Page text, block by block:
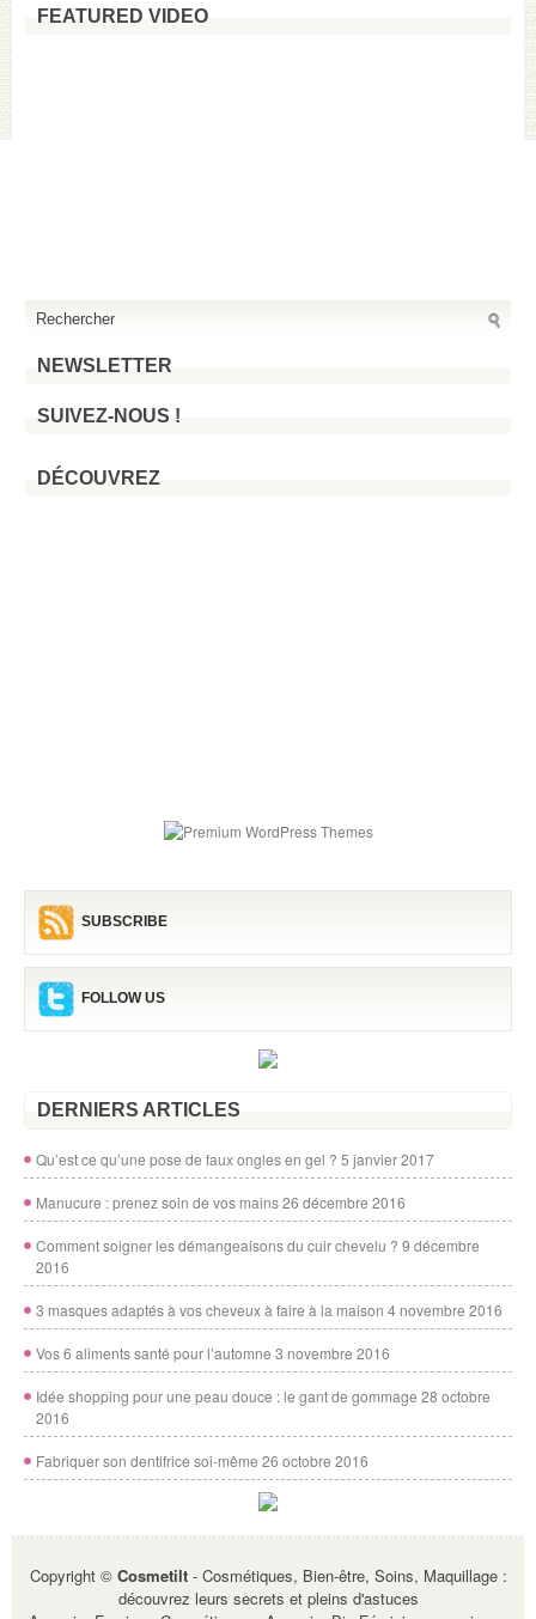
FEATURED VIDEO
NEWSLETTER
SUIVEZ-NOUS !
DÉCOUVREZ
SUBSCRIBE
FOLLOW US
DERNIERS ARTICLES
Qu’est ce qu’une pose de faux ongles en gel ? 5 janvier 2017
Manucure : prenez soin de vos mains26 décembre 2016
Comment soigner les démangeaisons du cuir chevelu ? 9 décembre
2016
3 masques adaptés à vos cheveux à faire à la maison 4 novembre 2016
Vos 6 aliments santé pour l’automne 3 novembre 2016
Idée shopping pour une peau douce : le gant de gommage 28 octobre
2016
Fabriquer son dentifrice soi-même 26 octobre 2016
Copyright © Cosmetilt- Cosmétiques, Bien-être, Soins, Maquillage :
découvrez leurs secrets et pleins d'astuces